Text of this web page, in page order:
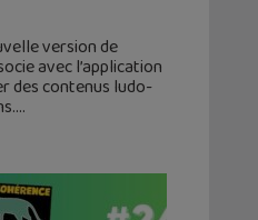
version de
avec l’application
des contenus ludo-